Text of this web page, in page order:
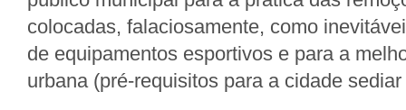
colocadas, falaciosamente, como
de equipamentos esportivos e para a
urbana (pré-requisitos para a cidade